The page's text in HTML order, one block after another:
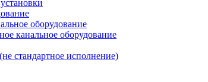
оборудование
канальное оборудование
стандартное исполнение)